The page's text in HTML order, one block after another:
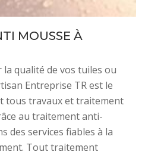
MOUSSE À
qualité de vos tuiles ou
Entreprise TR est le
tous travaux et traitement
au traitement anti-
des services fiables à la
Tout traitement